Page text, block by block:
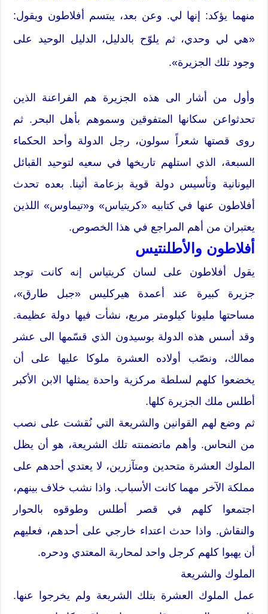
منهما يؤكد: إنها لي. وعن بعد، يبتسم أفلاطون ويقول:
«هي لي وحدي، ثم يلوّح بالدليل، الدليل الوحيد على
وجود تلك الجزيرة».
وأول من أشار الى هذه الجزيرة هم الفراعنة الذين
تحدثواعن سكانها المتفوقين وسموهم بأهل البحر. ثم
روى قصتها شعراً سولون، رجل الدولة وأحد الحكماء
السبعة، الذي استلهم تاريخها في سعيه لتوحيد القبائل
اليونانية وتأسيس دولة قوية بزعامة أثينا. بعده تحدث
أفلاطون عنها في كتابيه «كريتياس» و«تيماوس» اللذين
يعتبران من أهم المراجع في هذا الخصوص.
أفلاطون والأطلنتيس
يقول أفلاطون على لسان كريتياس إنه كانت توجد
جزيرة كبيرة عند أعمدة هيركليس «جبل طارق»،
مساحتها مليونا كيلومتر مربع، نشأت فيها دولة عظيمة.
وقد أسس هذه الدولة بوسيدون الذي قسّمها الى عشر
ممالك، ونصّب أولاده العشرة ملوكا عليها على أن
يخضعوا كلهم لسلطة مركزية واحدة يمثلها الابن الأكبر
أطلس ملك الجزيرة كلها.
ثم وضع لهم القوانين والشريعة التي نُقشت على نصب
من النحاس. وأهم ماتضمنته تلك الشريعة، هو أن يظل
الملوك العشرة متحدين ومتآزرين، لا يعتدي أحدهم على
مملكة الآخر مهما كانت الأسباب. واذا نشب خلاف بينهم،
اجتمعوا كلهم في قصر أطلس وطوقوه بالحوار
والنقاش. واذا حدث اعتداء خارجي على أحدهم، فعليهم
أن يهبوا كلهم كرجل واحد لمحاربة المعتدي ودحره.
الملوك والشريعة
عمل الملوك العشرة بتلك الشريعة ولم يخرجوا عنها.